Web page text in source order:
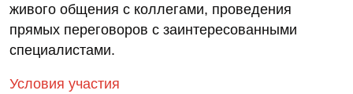
живого общения с коллегами, проведения
прямых переговоров с заинтересованными
специалистами.
Условия участия